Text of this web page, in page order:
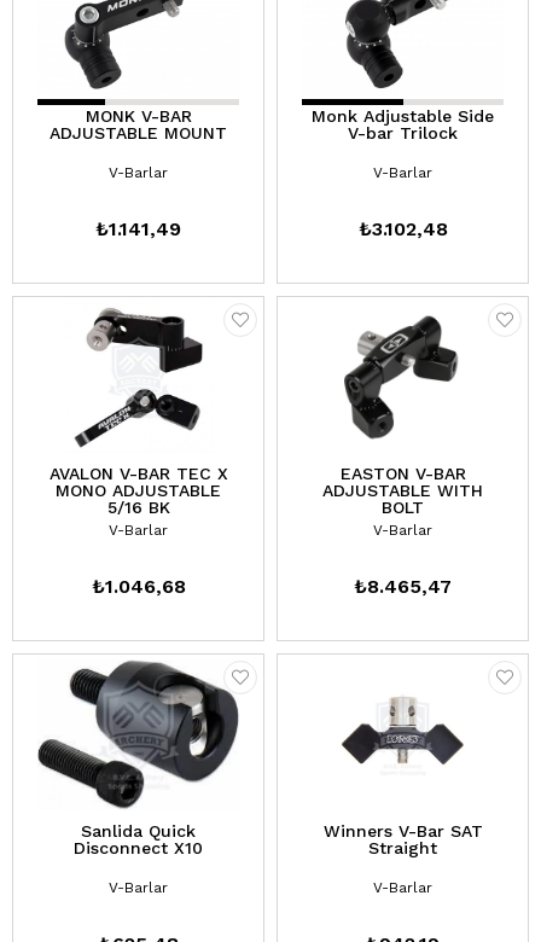
MONK V-BAR
ADJUSTABLE MOUNT
V-Barlar
₺1.141,49
Monk Adjustable Side
V-bar Trilock
V-Barlar
₺3.102,48
AVALON V-BAR TEC X
MONO ADJUSTABLE
5/16 BK
V-Barlar
₺1.046,68
EASTON V-BAR
ADJUSTABLE WITH
BOLT
V-Barlar
₺8.465,47
Sanlida Quick
Disconnect X10
V-Barlar
Winners V-Bar SAT
Straight
V-Barlar